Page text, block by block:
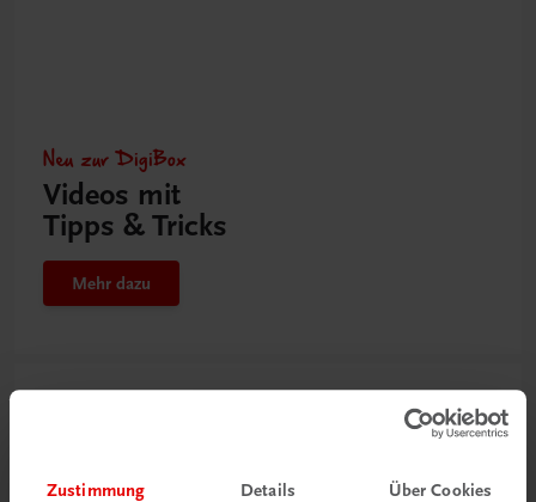
Zustimmung Details Über Cookies
Neu zur DigiBox
Videos mit
Tipps & Tricks
Mehr dazu